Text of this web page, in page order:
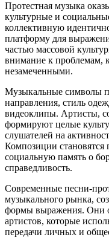
Протестная музыка
культурные и
коллективную
платформу для
частью массовой
внимание к проблемам,
незамеченными.
Музыкальные символы
направления, стиль
видеоклипы. Артисты,
формируют целые
слушателей на
Композиции
социальную память о
справедливость.
Современные песни-
музыкального рынка,
формы выражения. Они
артистов, которые
передачи личных и